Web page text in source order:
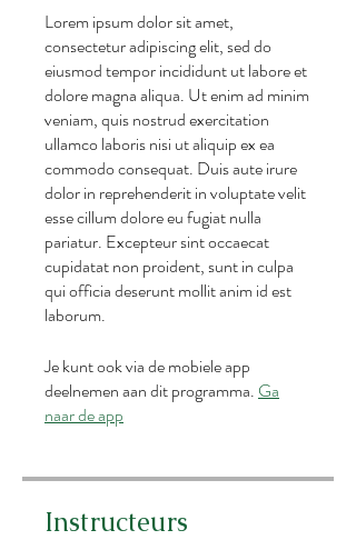
Lorem ipsum dolor sit amet,
consectetur adipiscing elit, sed do
eiusmod tempor incididunt ut labore et
dolore magna aliqua. Ut enim ad minim
veniam, quis nostrud exercitation
ullamco laboris nisi ut aliquip ex ea
commodo consequat. Duis aute irure
dolor in reprehenderit in voluptate velit
esse cillum dolore eu fugiat nulla
pariatur. Excepteur sint occaecat
cupidatat non proident, sunt in culpa
qui officia deserunt mollit anim id est
Je kunt ook via de mobiele app
deelnemen aan dit programma. Ga
naar de app
Instructeurs